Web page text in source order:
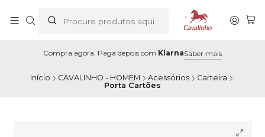
Compra agora. Paga depois com KlarnaSaber mais
Início CAVALINHO - HOMEM Acessórios
Carteira
Porta Cartões